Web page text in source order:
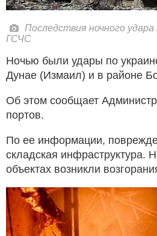
Последствия ночного
ГСЧС
Ночью были удары по
Дунае (Измаил) и в районе
Об этом сообщает
портов.
По ее информации,
складская инфраструктура.
объектах возникли